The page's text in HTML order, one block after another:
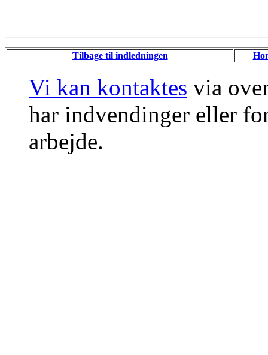
Tilbage til indledningen
Vi kan kontaktes via
har indvendinger eller
arbejde.